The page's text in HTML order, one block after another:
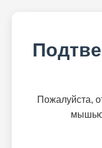
Пожалуйста,
мышью